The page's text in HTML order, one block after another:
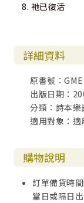
8. 祂已復活
詳細資料
原書號：
出版日期：
分類：詩本
適用對象：適
購物說明
訂單備貨時
當日或隔日